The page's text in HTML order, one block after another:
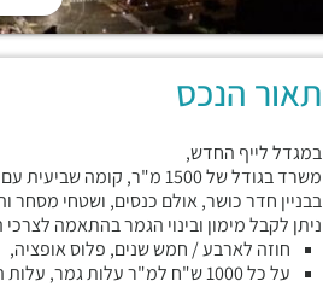
תאור הנכס
במגדל לייף החדש,
משרד בגודל של 1500 מ"ר, קומה שביעית עם נוף פתוח אשר משקיף אל פארק הירקון במגדל לייף החדש והמפואר.
בבניין חדר כושר, אולם כנסים, ושטחי
ניתן לקבל מימון ובינוי הגמר בהתאמה
חוזה לארבע / חמש שנים, פלוס אופציה,
על כל 1000 ש"ח למ"ר עלות גמר, עלות השכירות עולה ב 10 ש"ח למ"ר,